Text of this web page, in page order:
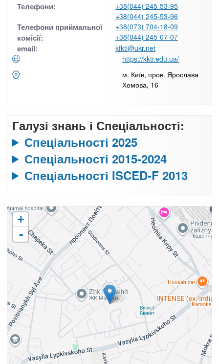
Телефони:
+38(044) 245-53-95
+38(044) 245-53-96
Телефони приймальної
комісії:
+38(073) 704-18-09
+38(044) 245-07-07
email:
kfkti@ukr.net
https://kkti.edu.ua/
м. Київ, пров. Ярослава
Хомова, 16
Галузі знань і Спеціальності:
Спеціальності 2025
Спеціальності 2015-2024
Спеціальності ISCED-F 2013
+
-